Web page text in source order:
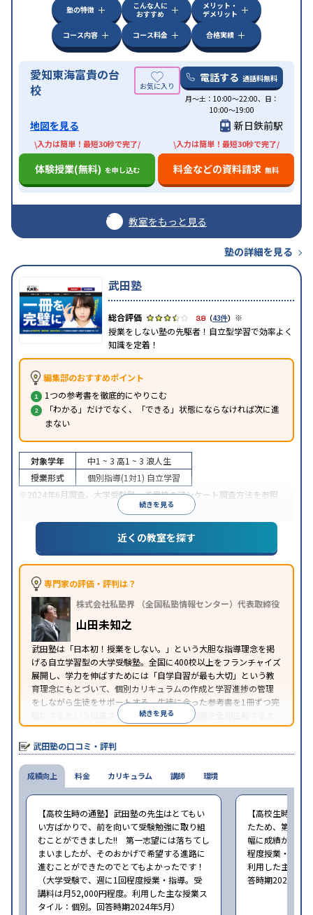
塾の特徴
こんな人に
おすすめ
メリット・
デメリット
コース内容
コース料金 合格実績
愛知東海富貴の台
校
電話する 通話料無料
月〜土：10:00〜22:00、日：
10:00〜19:00
地図を見る 新日鉄前駅
\入力は簡単！最短30秒で完了/
体験授業(無料) を申し込む
\入力は簡単！最短30秒で完了/
料金などの資料請求 無料
教室をもっと見る
塾の詳細を見る
武田塾
3.8（43件） ※
授業をしない塾の先駆者！自立型学習で効率よく
知識を定着！
編集部のおすすめポイント
1つの参考書を徹底的にやりこむ
「わかる」だけでなく、「できる」状態にならなければ次に進
まない
続きを見る
対象学年 中1 ~ 3 高1 ~ 3 浪人生
授業形式
個別指導(1対1) 自立学習
※2024年6月調査。 大学受験塾・予備校のアンケート調査方法を参照
近くの教室を探す
専門家の評価・評判は？
株式会社私塾界 （全国私塾情報センター）代表取締役
山田未知之
武田塾は「日本初！授業をしない。」という大胆な指導理念を掲
げる自立学習型の大学受験塾。全国に400校以上をフランチャイズ
展開し、学力を伸ばすためには「自学自習が最も大切」という教
育理念にもとづいて、個別カリキュラムの作成と学習進捗の管理
をしながら生徒をサポートする。生徒に合った参考書を1冊ずつ完
璧にするという指導スタイルで、参考書の問題を全部正解するま
で繰り返し問題を解くことで偏差値をあげるという手法を取って
いる。
続きを見る
武田塾の口コミ・評判
成績向上
【高校生時の通塾】武田塾の先生はとてもい
い方ばかりで、前を向いて受験勉強に取り組
むことができました!! 第一志望には落ちてし
まいましたが、そのおかげで希望する進路に
進むことができたのでとてもよかったです！
（大学受験で、週に1回程度授業・指導。受
講料は月52,000円程度。利用した主な授業ス
タイル：個別。回答時期2024年5月）
【高校生時の通
たため、第一志
幅に成績が向上
程度授業・指導
利用した主な授
答時期2024年5
料金 カリキュラム 講師 環境